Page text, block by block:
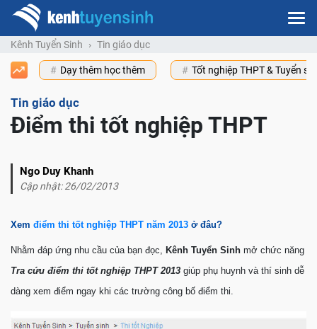
Kênh Tuyển Sinh Tin giáo dục
Dạy thêm học thêm Tốt nghiệp THPT & Tuyển
Tin giáo dục
Điểm thi tốt nghiệp THPT
Ngo Duy Khanh
Cập nhật: 26/02/2013
Xem điểm thi tốt nghiệp THPT năm 2013 ở đâu?
Nhằm đáp ứng nhu cầu của bạn đọc, Kênh Tuyển Sinh mở chức năng
Tra cứu điểm thi tốt nghiệp THPT 2013 giúp phụ huynh và thí sinh dễ
dàng xem điểm ngay khi các trường công bố điểm thi.